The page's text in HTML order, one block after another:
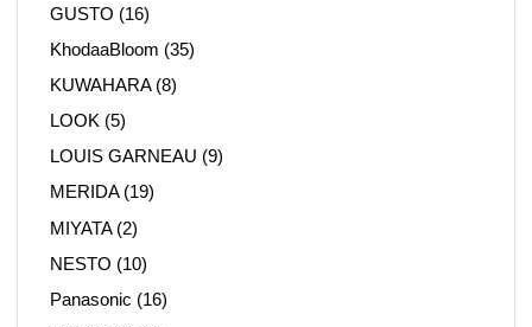
GUSTO (16)
KhodaaBloom (35)
KUWAHARA(8)
LOOK (5)
LOUIS GARNEAU (9)
MERIDA(19)
MIYATA(2)
NESTO (10)
Panasonic (16)